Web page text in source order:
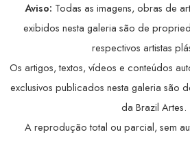
Aviso: Todas as imagens, obras de
exibidos nesta galeria são de
respectivos artistas
Os artigos, textos, vídeos e conteúdos
exclusivos publicados nesta galeria são
da Brazil Artes.
A reprodução total ou parcial, sem